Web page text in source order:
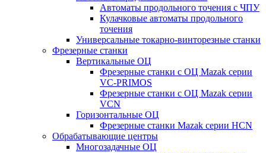
Автоматы продольного точения с ЧПУ
Кулачковые автоматы продольного
точения
Универсальные токарно-винторезные станки
Фрезерные станки
Вертикальные ОЦ
Фрезерные станки с ОЦ Mazak серии
VC-PRIMOS
Фрезерные станки с ОЦ Mazak серии
VCN
Горизонтальные ОЦ
Фрезерные станки Mazak серии HCN
Обрабатывающие центры
Многозадачные ОЦ